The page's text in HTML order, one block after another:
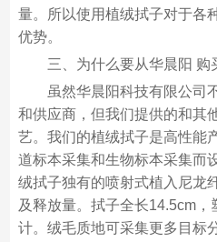
量。所以使用植绒拭子对于各
优势。
三、为什么要从华晨阳 购
虽然华晨阳科技有限公司
和供应商，但我们提供的和其
艺。我们的植绒拭子是高性能
道标本采集和生物标本采集而
绒拭子独有的喷射式植入尼龙
及释放量。拭子全长14.5cm
计。绒毛质地可采集更多目标